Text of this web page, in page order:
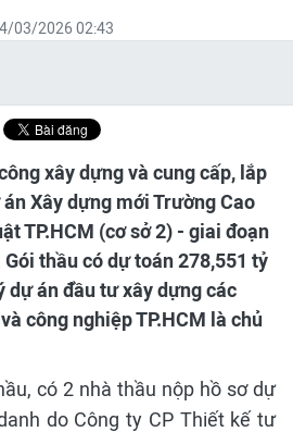
03/2026 02:43
xây dựng và cung cấp, lắp
Xây dựng mới Trường Cao
TP.HCM (cơ sở 2) - giai đoạn
thầu có dự toán 278,551 tỷ
dự án đầu tư xây dựng các
công nghiệp TP.HCM là chủ
có 2 nhà thầu nộp hồ sơ dự
do Công ty CP Thiết kế tư